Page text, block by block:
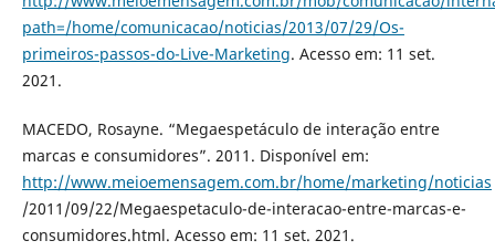
path=/home/comunicacao/noticias/2013/07/29/Os-
primeiros-passos-do-Live-Marketing. Acesso em: 11 set.
2021.
MACEDO, Rosayne. “Megaespetáculo de interação entre
marcas e consumidores”. 2011. Disponível em:
http://www.meioemensagem.com.br/home/marketing/noticias
/2011/09/22/Megaespetaculo-de-interacao-entre-marcas-e-
consumidores.html. Acesso em: 11 set. 2021.